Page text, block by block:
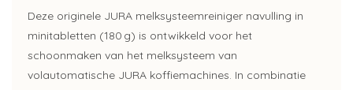
Deze originele JURA melksysteemreiniger navulling in
minitabletten (180 g) is ontwikkeld voor het
schoonmaken van het melksysteem van
volautomatische JURA koffiemachines. In combinatie